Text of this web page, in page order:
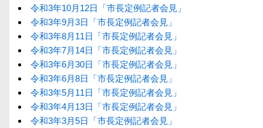
令和3年10月12日「市長定例記者会見」
令和3年9月3日「市長定例記者会見」
令和3年8月11日「市長定例記者会見」
令和3年7月14日「市長定例記者会見」
令和3年6月30日「市長定例記者会見」
令和3年6月8日「市長定例記者会見」
令和3年5月11日「市長定例記者会見」
令和3年4月13日「市長定例記者会見」
令和3年3月5日「市長定例記者会見」